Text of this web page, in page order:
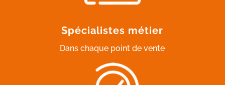
Spécialistes métier
Dans chaque point de vente